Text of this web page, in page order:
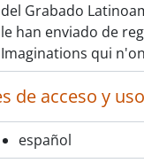
del Grabado
le han enviado de
Imaginations qui
de acceso y uso
español